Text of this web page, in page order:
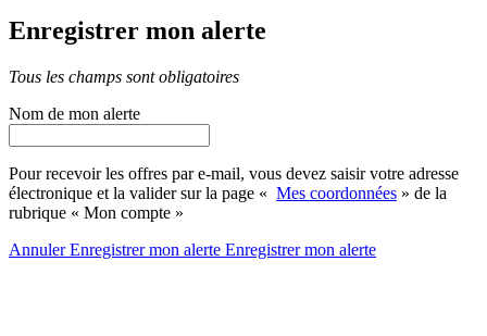
Enregistrer mon alerte
Tous les champs sont obligatoires
Nom de mon alerte
Pour recevoir les offres par e-mail, vous devez saisir votre adresse
électronique et la valider sur la page « Mes coordonnées » de la
rubrique « Mon compte »
AnnulerEnregistrer mon alerte Enregistrermon alerte